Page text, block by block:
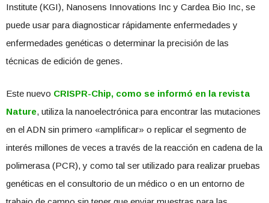
Institute (KGI), Nanosens Innovations Inc y Cardea Bio Inc, se
puede usar para diagnosticar rápidamente enfermedades y
enfermedades genéticas o determinar la precisión de las
técnicas de edición de genes.
Este nuevo CRISPR-Chip, como se informó en la revista
Nature, utiliza la nanoelectrónica para encontrar las mutaciones
en el ADN sin primero «amplificar» o replicar el segmento de
interés millones de veces a través de la reacción en cadena de la
polimerasa (PCR), y como tal ser utilizado para realizar pruebas
genéticas en el consultorio de un médico o en un entorno de